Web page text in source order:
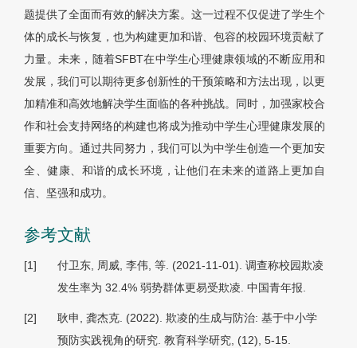
题提供了全面而有效的解决方案。这一过程不仅促进了学生个
体的成长与恢复，也为构建更加和谐、包容的校园环境贡献了
力量。未来，随着SFBT在中学生心理健康领域的不断应用和
发展，我们可以期待更多创新性的干预策略和方法出现，以更
加精准和高效地解决学生面临的各种挑战。同时，加强家校合
作和社会支持网络的构建也将成为推动中学生心理健康发展的
重要方向。通过共同努力，我们可以为中学生创造一个更加安
全、健康、和谐的成长环境，让他们在未来的道路上更加自
信、坚强和成功。
参考文献
[1]
付卫东, 周威, 李伟, 等. (2021-11-01). 调查称校园欺凌
发生率为 32.4% 弱势群体更易受欺凌. 中国青年报.
[2]
耿申, 龚杰克. (2022). 欺凌的生成与防治: 基于中小学
预防实践视角的研究. 教育科学研究, (12), 5-15.